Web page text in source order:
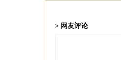
> 网友评论